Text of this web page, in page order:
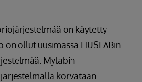
on käytetty
on ollut uusimassa HUSLABin
Mylabin
korvataan